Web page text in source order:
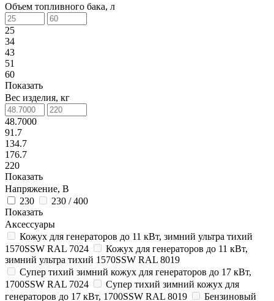
Объем топливного бака, л
25
34
43
51
60
Показать
Вес изделия, кг
48.7000
91.7
134.7
176.7
220
Показать
Напряжение, В
230
230 / 400
Показать
Аксессуары
Кожух для генераторов до 11 кВт, зимний ультра тихий
1570SSW RAL 7024
Кожух для генераторов до 11 кВт,
зимний ультра тихий 1570SSW RAL 8019
Супер тихий зимний кожух для генераторов до 17 кВт,
1700SSW RAL 7024
Супер тихий зимний кожух для
генераторов до 17 кВт, 1700SSW RAL 8019
Бензиновый